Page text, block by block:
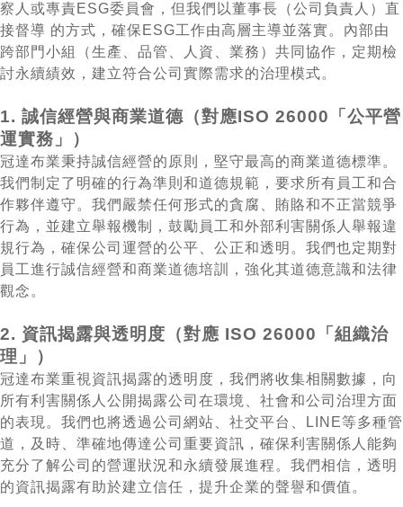
察人或專責ESG委員會，但我們以董事長（公司負責人）直
接督導 的方式，確保ESG工作由高層主導並落實。內部由
跨部門小組（生產、品管、人資、業務）共同協作，定期檢
討永續績效，建立符合公司實際需求的治理模式。
1. 誠信經營與商業道德（對應ISO 26000「公平營
運實務」）
冠達布業秉持誠信經營的原則，堅守最⾼的商業道德標準。
我們制定了明確的⾏為準則和道德規範，要求所有員⼯和合
作夥伴遵守。我們嚴禁任何形式的貪腐、賄賂和不正當競爭
⾏為，並建⽴舉報機制，⿎勵員⼯和外部利害關係⼈舉報違
規⾏為，確保公司運營的公平、公正和透明。我們也定期對
員⼯進⾏誠信經營和商業道德培訓，強化其道德意識和法律
觀念。
2. 資訊揭露與透明度（對應 ISO 26000「組織治
理」）
冠達布業重視資訊揭露的透明度，我們將收集相關數據，向
所有利害關係⼈公開揭露公司在環境、社會和公司治理⽅⾯
的表現。我們也將透過公司網站、社交平台、LINE等多種管
道，及時、準確地傳達公司重要資訊，確保利害關係⼈能夠
充分了解公司的營運狀況和永續發展進程。我們相信，透明
的資訊揭露有助於建⽴信任，提升企業的聲譽和價值。